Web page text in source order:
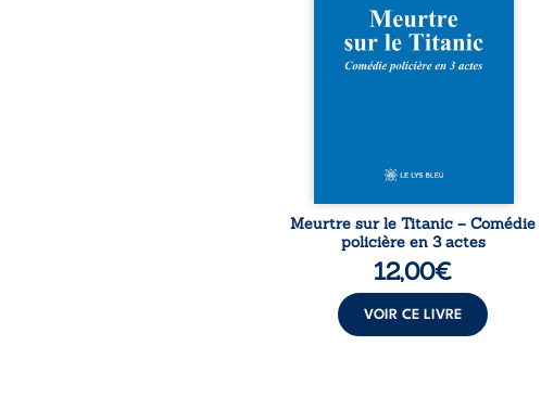
les profondeurs de l’Atlantique.
Sept décennies plus tard, la
découverte de l’épave fait
resurgir un secret que l’on
Meurtre sur le Titanic – Comédie
policière en 3 actes
12,00€
VOIR CE LIVRE